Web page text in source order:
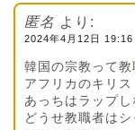
匿名 より:
2024年4月12日 19:16
韓国の宗教って教
アフリカのキリ
あっちはラップ
どうせ教職者は